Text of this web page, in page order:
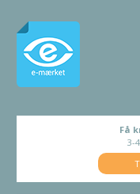
Få
3-